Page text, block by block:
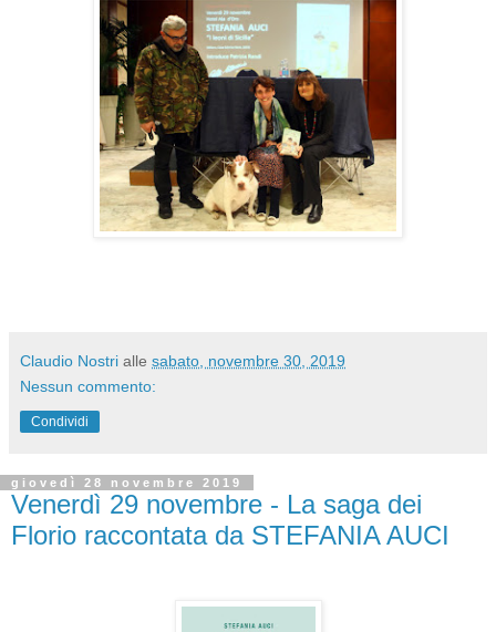
Claudio Nostri alle sabato, novembre 30, 2019
Nessun commento:
Condividi
giovedì 28 novembre 2019
Venerdì 29 novembre - La saga dei
Florio raccontata da STEFANIA AUCI